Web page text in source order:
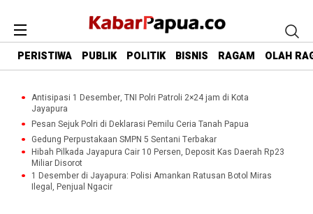
PERISTIWA PUBLIK POLITIK BISNIS RAGAM OLAH
Antisipasi 1 Desember, TNI Polri Patroli 2×24 jam di Kota
Jayapura
Pesan Sejuk Polri di Deklarasi Pemilu Ceria Tanah Papua
Gedung Perpustakaan SMPN 5 Sentani Terbakar
Hibah Pilkada Jayapura Cair 10 Persen, Deposit Kas Daerah Rp23
Miliar Disorot
1 Desember di Jayapura: Polisi Amankan Ratusan Botol Miras
Ilegal, Penjual Ngacir